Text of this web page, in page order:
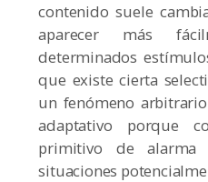
contenido suele
aparecer más
determinados
que existe cierta
un fenómeno
adaptativo porque
primitivo de
situaciones